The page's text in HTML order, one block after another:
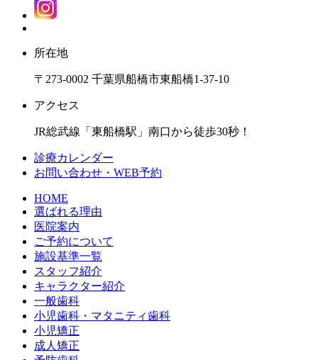
所在地
〒273-0002 千葉県船橋市東船橋1-37-10
アクセス
JR総武線「東船橋駅」南口から徒歩30秒！
診療カレンダー
お問い合わせ・WEB予約
HOME
選ばれる理由
医院案内
ご予約について
施設基準一覧
スタッフ紹介
キャラクター紹介
一般歯科
小児歯科・マタニティ歯科
小児矯正
成人矯正